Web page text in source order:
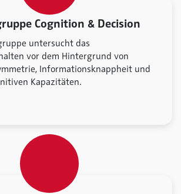
Cognition & Decision
untersucht das
vor dem Hintergrund von
Informationsknappheit und
Kapazitäten.